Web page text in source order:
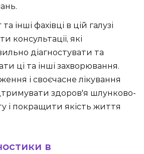
інші фахівці в цій галузі
консультації, які
діагностувати та
ці та інші захворювання.
і своєчасне лікування
здоров'я шлунково-
і покращити якість життя
в